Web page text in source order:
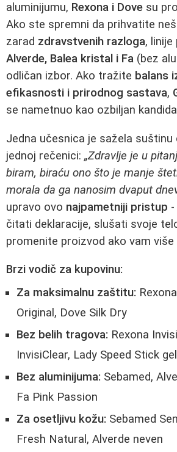
aluminijumu, Rexona i Dove su
Ako ste spremni da prihvatite
zarad zdravstvenih razloga, linije
Alverde, Balea kristal i Fa (bez
odličan izbor. Ako tražite balans
efikasnosti i prirodnog sastava,
se nametnuo kao ozbiljan
Jedna učesnica je sažela suštinu
jednoj rečenici: „Zdravlje je u
biram, biraću ono što je manje
morala da ga nanosim dvaput
upravo ovo najpametniji pristup
čitati deklaracije, slušati svoje
promenite proizvod ako vam više
Brzi vodič za kupovinu:
Za maksimalnu zaštitu:
Original, Dove Silk Dry
Bez belih tragova: Rexona
InvisiClear, Lady Speed Stick gel
Bez aluminijuma: Sebamed,
Fa Pink Passion
Za osetljivu kožu: Sebamed
Fresh Natural, Alverde neven